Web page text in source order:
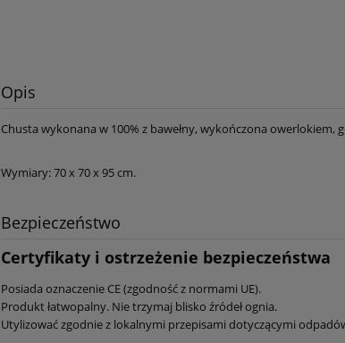
Opis
Chusta wykonana w 100% z bawełny, wykończona owerlokiem,
Wymiary: 70 x 70 x 95 cm.
Bezpieczeństwo
Certyfikaty i ostrzeżenie bezpieczeństwa
Posiada oznaczenie CE (zgodność z normami UE).
Produkt łatwopalny. Nie trzymaj blisko źródeł ognia.
Utylizować zgodnie z lokalnymi przepisami dotyczącymi